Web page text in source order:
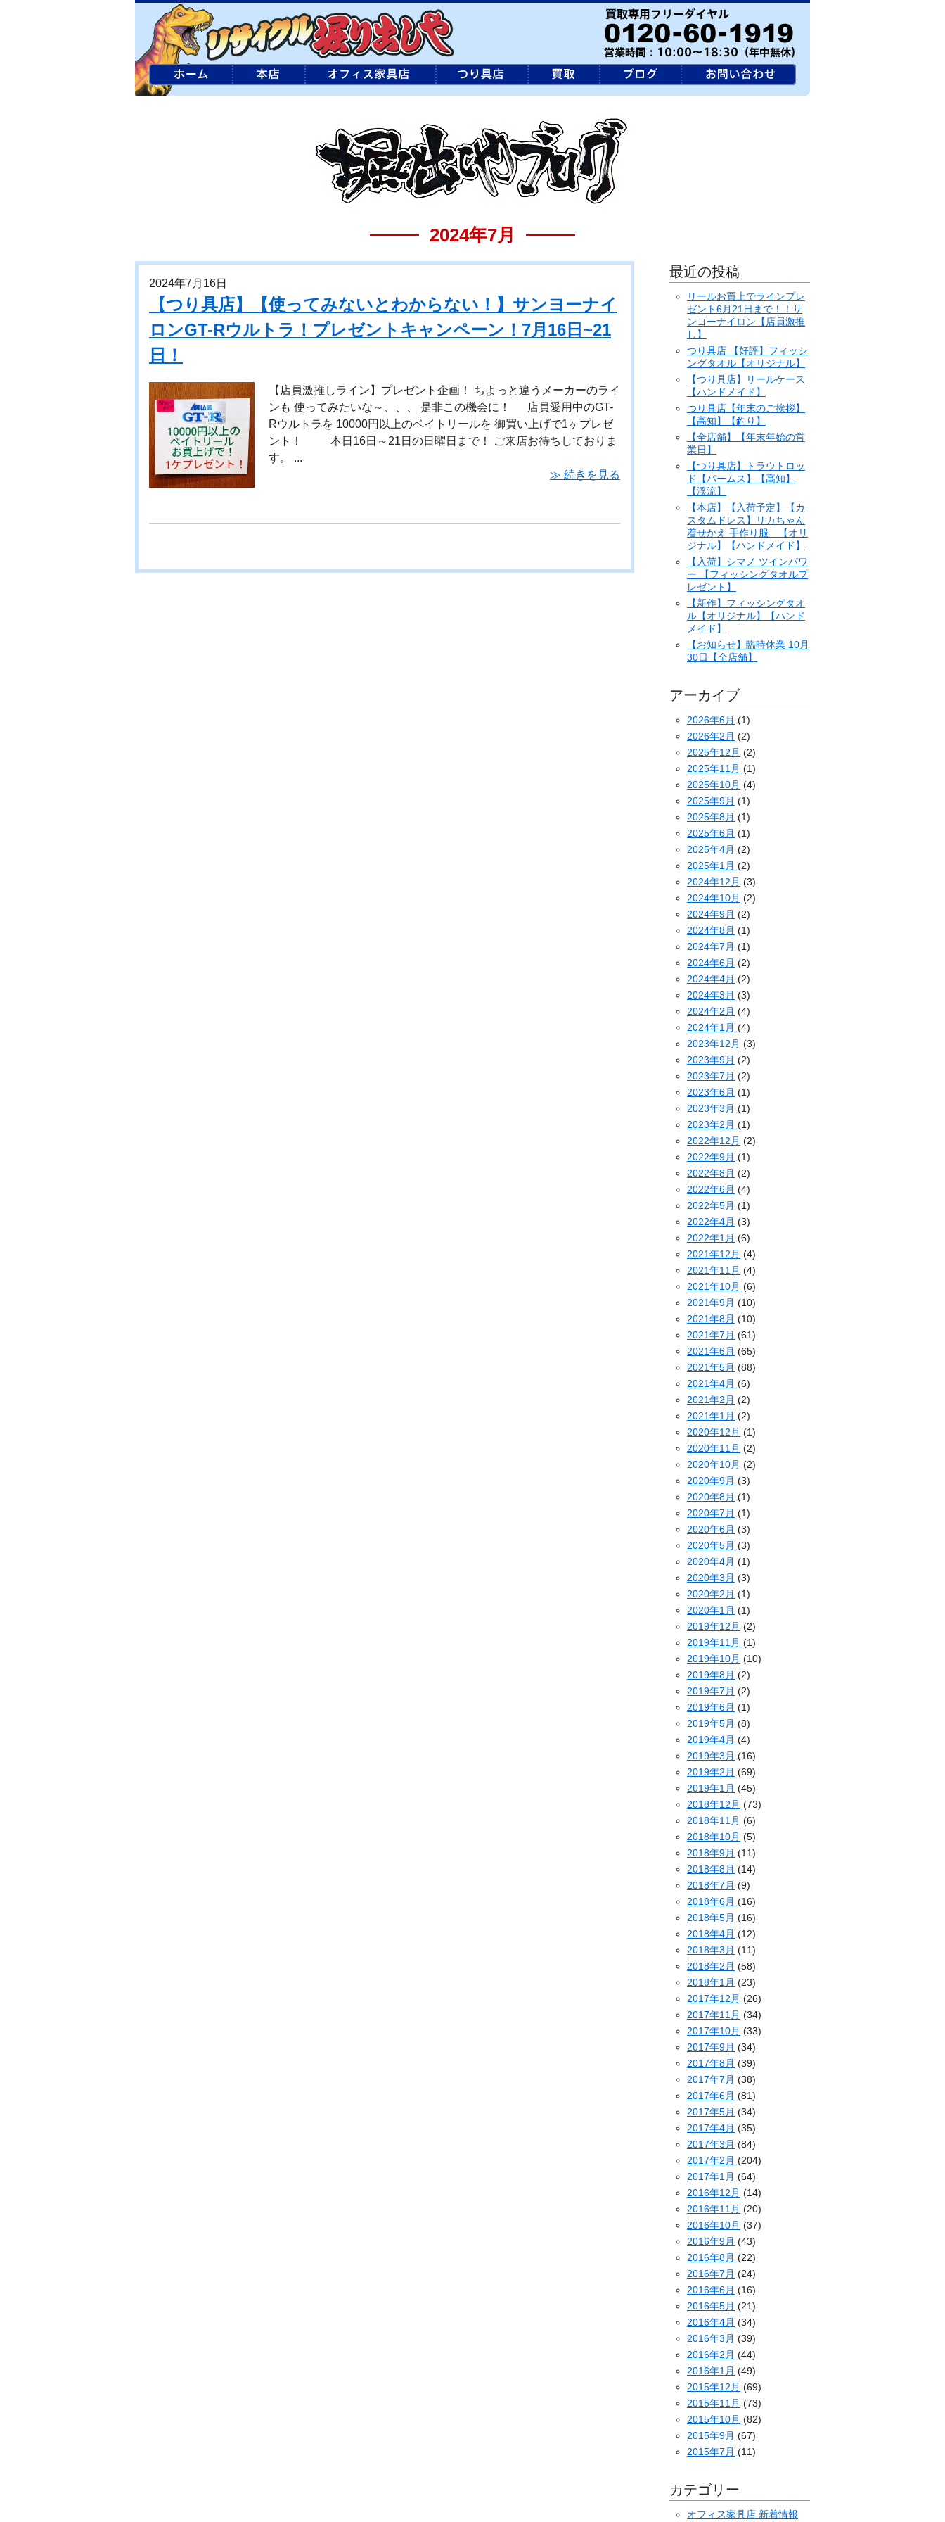
2024年7月
2024年7月16日
【つり具店】【使ってみないとわからない！】サンヨーナイ
ロンGT-Rウルトラ！プレゼントキャンペーン！7月16日~21
日！
【店員激推しライン】プレゼント企画！ ちよっと違うメーカーのライ
ンも 使ってみたいな～、、、 是非この機会に！ 店員愛用中のGT-
Rウルトラを 10000円以上のベイトリールを 御買い上げで1ヶプレゼ
ント！ 本日16日～21日の日曜日まで！ ご来店お待ちしておりま
す。 ...
≫ 続きを見る
最近の投稿
リールお買上でラインプレ
ゼント6月21日まで！！サ
ンヨーナイロン【店員激推
し】
つり具店 【好評】フィッシ
ングタオル【オリジナル】
【つり具店】リールケース
【ハンドメイド】
つり具店【年末のご挨拶】
【高知】【釣り】
【全店舗】【年末年始の営
業日】
【つり具店】トラウトロッ
ド【パームス】【高知】
【渓流】
【本店】【入荷予定】【カ
スタムドレス】リカちゃん
着せかえ 手作り服 【オリ
ジナル】【ハンドメイド】
【入荷】シマノ ツインパワ
ー 【フィッシングタオルプ
レゼント】
【新作】フィッシングタオ
ル【オリジナル】【ハンド
メイド】
【お知らせ】臨時休業 10月
30日【全店舗】
アーカイブ
2026年6月 (1)
2026年2月 (2)
2025年12月 (2)
2025年11月 (1)
2025年10月 (4)
2025年9月 (1)
2025年8月 (1)
2025年6月 (1)
2025年4月 (2)
2025年1月 (2)
2024年12月 (3)
2024年10月 (2)
2024年9月 (2)
2024年8月 (1)
2024年7月 (1)
2024年6月 (2)
2024年4月 (2)
2024年3月 (3)
2024年2月 (4)
2024年1月 (4)
2023年12月 (3)
2023年9月 (2)
2023年7月 (2)
2023年6月 (1)
2023年3月 (1)
2023年2月 (1)
2022年12月 (2)
2022年9月 (1)
2022年8月 (2)
2022年6月 (4)
2022年5月 (1)
2022年4月 (3)
2022年1月 (6)
2021年12月 (4)
2021年11月 (4)
2021年10月 (6)
2021年9月 (10)
2021年8月 (10)
2021年7月 (61)
2021年6月 (65)
2021年5月 (88)
2021年4月 (6)
2021年2月 (2)
2021年1月 (2)
2020年12月 (1)
2020年11月 (2)
2020年10月 (2)
2020年9月 (3)
2020年8月 (1)
2020年7月 (1)
2020年6月 (3)
2020年5月 (3)
2020年4月 (1)
2020年3月 (3)
2020年2月 (1)
2020年1月 (1)
2019年12月 (2)
2019年11月 (1)
2019年10月 (10)
2019年8月 (2)
2019年7月 (2)
2019年6月 (1)
2019年5月 (8)
2019年4月 (4)
2019年3月 (16)
2019年2月 (69)
2019年1月 (45)
2018年12月 (73)
2018年11月 (6)
2018年10月 (5)
2018年9月 (11)
2018年8月 (14)
2018年7月 (9)
2018年6月 (16)
2018年5月 (16)
2018年4月 (12)
2018年3月 (11)
2018年2月 (58)
2018年1月 (23)
2017年12月 (26)
2017年11月 (34)
2017年10月 (33)
2017年9月 (34)
2017年8月 (39)
2017年7月 (38)
2017年6月 (81)
2017年5月 (34)
2017年4月 (35)
2017年3月 (84)
2017年2月 (204)
2017年1月 (64)
2016年12月 (14)
2016年11月 (20)
2016年10月 (37)
2016年9月 (43)
2016年8月 (22)
2016年7月 (24)
2016年6月 (16)
2016年5月 (21)
2016年4月 (34)
2016年3月 (39)
2016年2月 (44)
2016年1月 (49)
2015年12月 (69)
2015年11月 (73)
2015年10月 (82)
2015年9月 (67)
2015年7月 (11)
カテゴリー
オフィス家具店 新着情報